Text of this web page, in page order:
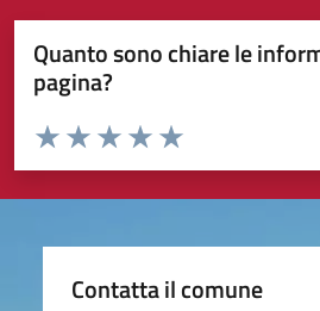
Quanto sono chiare le
pagina?
Valuta da 1 a 5 stelle la pagina
Valuta 5 stelle su 5
Valuta 4 stelle su 5
Valuta 3 stelle su 5
Valuta 2 stelle su 5
Valuta 1 stelle su 5
Contatta il comune